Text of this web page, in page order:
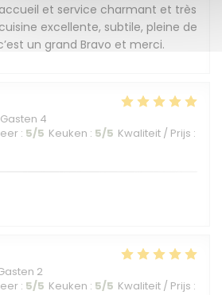
et service charmant et très
excellente, subtile, pleine de
un grand Bravo et merci.
4
: 5/5 Keuken : 5/5 Kwaliteit / Prijs :
2
: 5/5 Keuken : 5/5 Kwaliteit / Prijs :